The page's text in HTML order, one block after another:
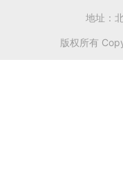
地址：
版权所有